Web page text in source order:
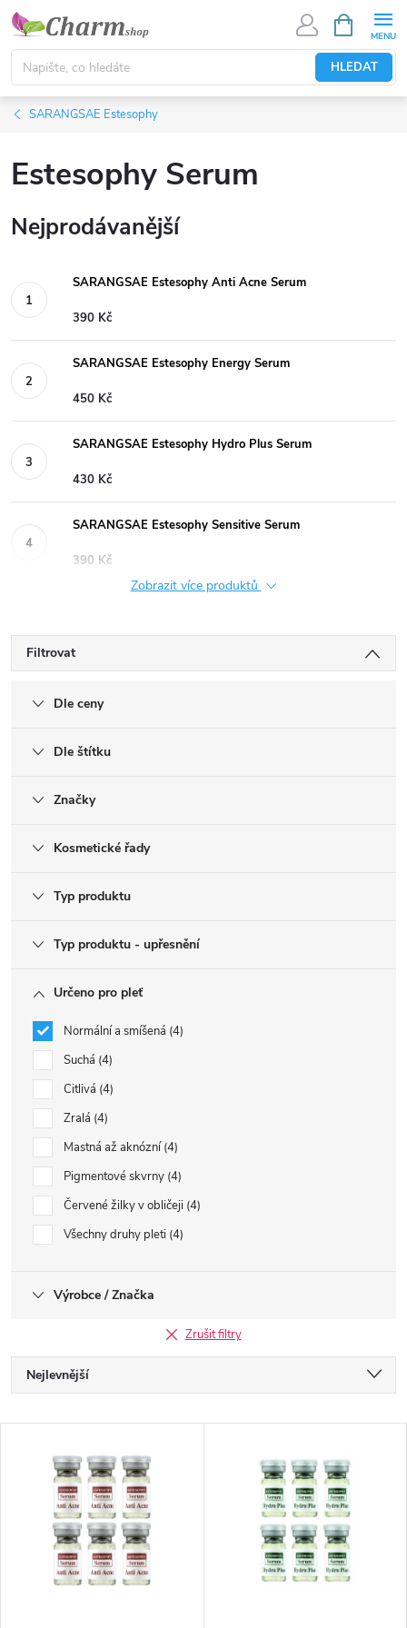
Přejít
obsah
HLEDAT
NÁKUPNÍ
KOŠÍK
SARANGSAE Estesophy
Estesophy Serum
Nejprodávanější
SARANGSAE Estesophy Anti Acne Serum
390 Kč
SARANGSAE Estesophy Energy Serum
450 Kč
SARANGSAE Estesophy Hydro Plus Serum
430 Kč
SARANGSAE Estesophy Sensitive Serum
390 Kč
Zobrazit více produktů
Filtrovat
Dle ceny
Dle štítku
Značky
Kosmetické řady
Typ produktu
Typ produktu - upřesnění
Určeno pro pleť
Normální a smíšená 4
Suchá 4
Citlivá 4
Zralá 4
Mastná až aknózní 4
Pigmentové skvrny 4
Červené žilky v obličeji 4
Všechny druhy pleti 4
Výrobce / Značka
Zrušit filtry
Ř
a
Nejlevnější
Abecedně